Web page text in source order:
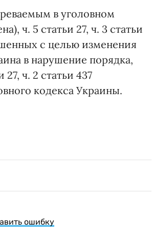
в уголовном
ч. 5 статьи 27, ч. 3 статьи
с целью изменения
в нарушение порядка,
ч. 2 статьи 437
кодекса Украины.
ошибку